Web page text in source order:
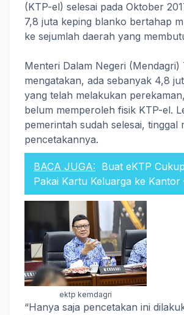
(KTP-el) selesai pada Oktober
7,8 juta keping blanko bertahap
ke sejumlah daerah yang
Menteri Dalam Negeri (Mendagri)
mengatakan, ada sebanyak 4,8
yang telah melakukan
belum memperoleh fisik KTP-el.
pemerintah sudah selesai, tinggal
pencetakannya.
BACA JUGA: Buat eKTP Cukup
Pakai Kartu Keluarga ke Kantor
ektp kemdagri
“Hanya saja pencetakan ini